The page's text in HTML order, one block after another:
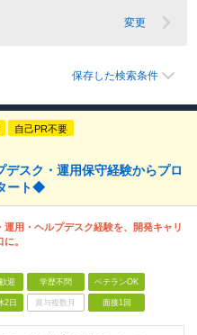
変更
保存した検索条件
自己PR不要
スク・運用保守経験からプロ
ート◆
運用・ヘルプデスク経験を、開発キャリ
。
迎 学歴不問 ベテランOK
2日 賞与複数月 面接1回